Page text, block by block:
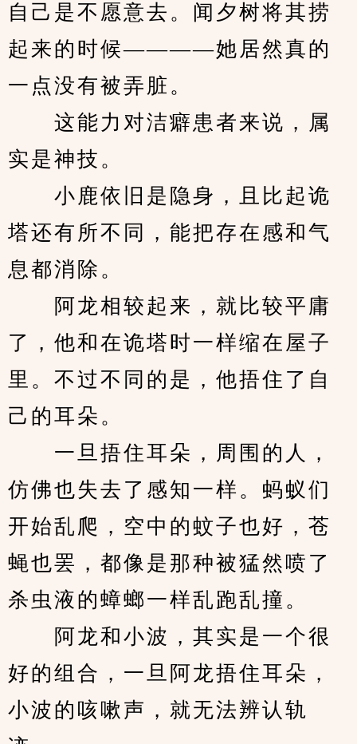
自己是不愿意去。闻夕树将其捞
起来的时候————她居然真的
一点没有被弄脏。
这能力对洁癖患者来说，属
实是神技。
小鹿依旧是隐身，且比起诡
塔还有所不同，能把存在感和气
息都消除。
阿龙相较起来，就比较平庸
了，他和在诡塔时一样缩在屋子
里。不过不同的是，他捂住了自
己的耳朵。
一旦捂住耳朵，周围的人，
仿佛也失去了感知一样。蚂蚁们
开始乱爬，空中的蚊子也好，苍
蝇也罢，都像是那种被猛然喷了
杀虫液的蟑螂一样乱跑乱撞。
阿龙和小波，其实是一个很
好的组合，一旦阿龙捂住耳朵，
小波的咳嗽声，就无法辨认轨